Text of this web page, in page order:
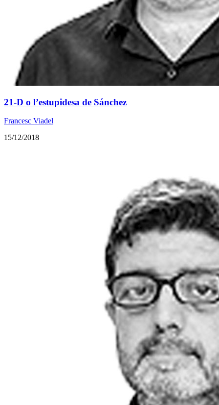
21-D o l’estupidesa de Sánchez
Francesc Viadel
15/12/2018